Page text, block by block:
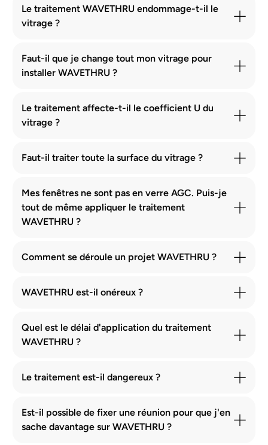
Le traitement WAVETHRU endommage-t-il le
vitrage ?
Faut-il que je change tout mon vitrage pour
installer WAVETHRU ?
Le traitement affecte-t-il le coefficient U du
vitrage ?
Faut-il traiter toute la surface du vitrage ?
Mes fenêtres ne sont pas en verre AGC. Puis-je
tout de même appliquer le traitement
WAVETHRU ?
Comment se déroule un projet WAVETHRU ?
WAVETHRU est-il onéreux ?
Quel est le délai d'application du traitement
WAVETHRU ?
Le traitement est-il dangereux ?
Est-il possible de fixer une réunion pour que j'en
sache davantage sur WAVETHRU ?